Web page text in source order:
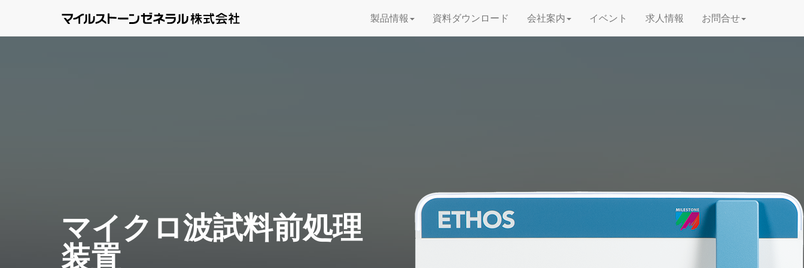
製品情報 資料ダウンロード 会社案内 イベント 求人情報 お問合せ
マイクロ波試料前処理
装置